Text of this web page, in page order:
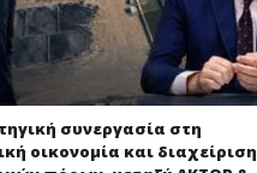
συνεργασία στη
οικονομία και διαχείριση